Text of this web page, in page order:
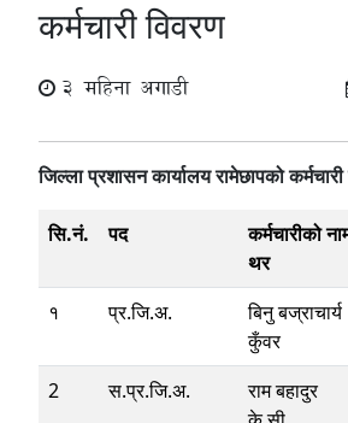
कर्मचारी विवरण
3 महिना अगाडी
जिल्ला प्रशासन कार्यालय रामेछापको
सि.नं. पद
कर्मचारीको
थर
१ प्र.जि.अ.
बिनु बज्राचार्य
कुँवर
2 स.प्र.जि.अ.
राम बहादुर